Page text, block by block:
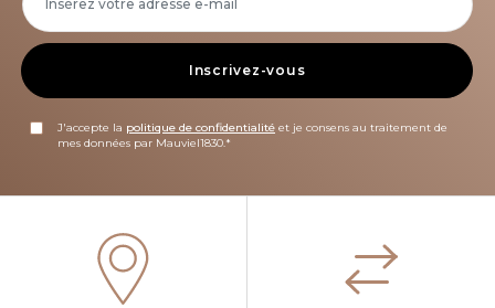
Inscrivez-vous
J'accepte la politique de confidentialité et je consens au traitement de
mes données par Mauviel1830.*